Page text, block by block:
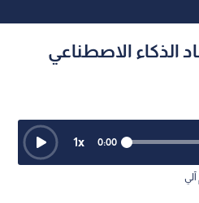
الذكاء الاصطناعي
0:00
1x